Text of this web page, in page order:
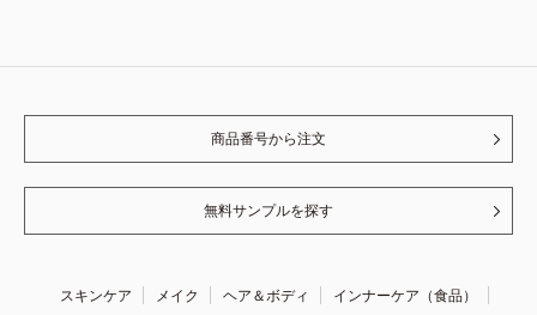
商品番号から注文
無料サンプルを探す
スキンケア メイク ヘア＆ボディ
インナーケア（食品）